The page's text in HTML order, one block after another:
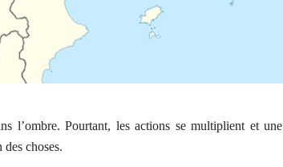
l’ombre. Pourtant, les actions se multiplient et une
choses.